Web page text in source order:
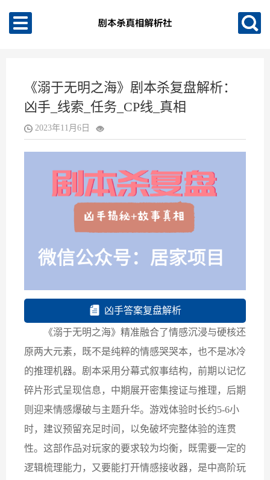
《溺于无明之海》剧本杀复盘解析：
凶手_线索_任务_CP线_真相
2023年11月6日
凶手答案复盘解析
《溺于无明之海》精准融合了​​情感沉浸与硬核还
原​​两大元素，既不是纯粹的情感哭哭本，也不是冰冷
的推理机器。剧本采用​​分幕式叙事结构​​，前期以记忆
碎片形式呈现信息，中期展开密集搜证与推理，后期
则迎来情感爆破与主题升华。游戏体验时长约​​5-6小
时​​，建议预留充足时间，以免破坏完整体验的连贯
性。这部作品对玩家的要求较为均衡，既需要一定的
逻辑梳理能力，又要能打开情感接收器，是中高阶玩